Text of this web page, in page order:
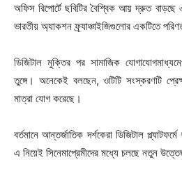
অফিস রিপোর্টে ছবিটির বৈশ্বিক আয় দ্রুত
ভারতীয় অ্যাকশন ফ্র্যাঞ্চাইজিগুলোর একটিতে
ডিজিটাল মুক্তির পর সামাজিক
তুঙ্গে। অনেকেই বলছেন, ওটিটি সংস্করণটি
মাত্রা যোগ করেছে।
বর্তমানে আন্তর্জাতিক দর্শকেরা ডিজিটাল
এ নিয়েই সিনেমাপ্রেমীদের মধ্যে চলছে নতুন